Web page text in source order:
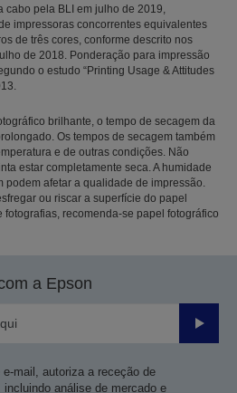
cabo pela BLI em julho de 2019,
impressoras concorrentes equivalentes
de três cores, conforme descrito nos
de 2018. Ponderação para impressão
o estudo “Printing Usage & Attitudes
brilhante, o tempo de secagem da
Os tempos de secagem também
e de outras condições. Não
estar completamente seca. A humidade
podem afetar a qualidade de impressão.
ou riscar a superfície do papel
fotografias, recomenda-se papel fotográfico
a Epson
Enviar
mail, autoriza a receção de
análise de mercado e